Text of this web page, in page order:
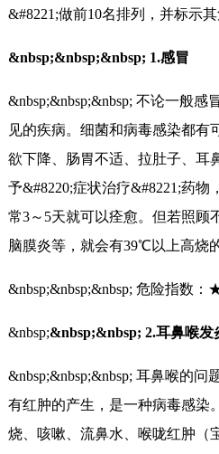
&#8221;做前10名排列，并标示其
&nbsp;&nbsp;&nbsp; 1.感冒
&nbsp;&nbsp;&nbsp; 不论一般感
见的疾病。细菌和病毒感染都有
欲下降、肠胃不适、拉肚子、耳
予&#8220;症状治疗&#8221;药物
常3～5天就可以痊愈。但若照顾
脑膜炎等，就会有39℃以上高烧
&nbsp;&nbsp;&nbsp; 危险指数
&nbsp;&nbsp;&nbsp; 2.耳鼻喉发
&nbsp;&nbsp;&nbsp; 耳鼻喉的
有红肿的产生，是一种病毒感染
烧、咳嗽、流鼻水、喉咙红肿（